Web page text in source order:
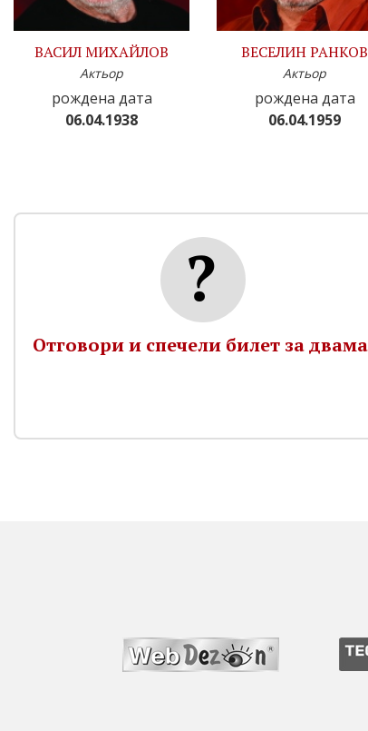
ВАСИЛ МИХАЙЛОВ
Актьор
рождена дата
06.04.1938
ВЕСЕЛИН РАНКОВ
Актьор
рождена дата
06.04.1959
Отговори и спечели билет за